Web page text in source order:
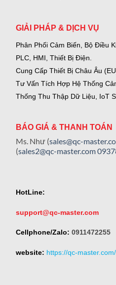
GIẢI PHÁP & DỊCH VỤ
Phân Phối Cảm Biến, Bộ Điều
PLC, HMI, Thiết Bị Điện.
Cung Cấp Thiết Bị Châu Âu
Tư Vấn Tích Hợp Hệ Thống
Thống Thu Thập Dữ Liệu, IoT
BÁO GIÁ & THANH TOÁN
Ms. Như (sales@qc-
(sales2@qc-master.com
HotLine:
support@qc-master.com
Cellphone/Zalo: 0911472255
website: https://qc-master.com/